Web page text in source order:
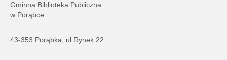
Gminna Biblioteka Publiczna
w Porąbce
43-353 Porąbka, ul Rynek 22